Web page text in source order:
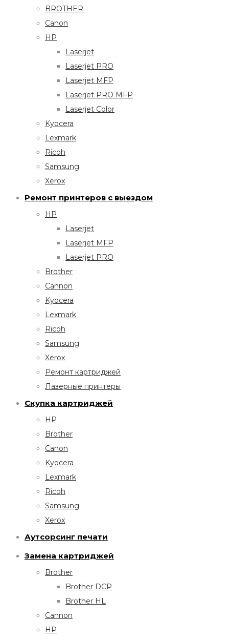
BROTHER
Canon
HP
Laserjet
Laserjet PRO
Laserjet MFP
Laserjet PRO MFP
Laserjet Color
Kyocera
Lexmark
Ricoh
Samsung
Xerox
Ремонт принтеров с выездом
HP
Laserjet
Laserjet MFP
Laserjet PRO
Brother
Cannon
Kyocera
Lexmark
Ricoh
Samsung
Xerox
Ремонт картриджей
Лазерные принтеры
Скупка картриджей
HP
Brother
Canon
Kyocera
Lexmark
Ricoh
Samsung
Xerox
Аутсорсинг печати
Замена картриджей
Brother
Brother DCP
Brother HL
Cannon
HP